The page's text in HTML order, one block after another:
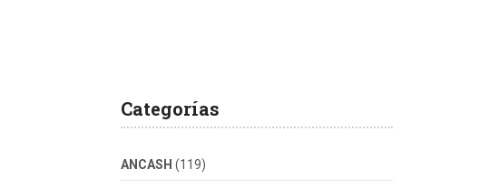
Categorías
ANCASH (119)